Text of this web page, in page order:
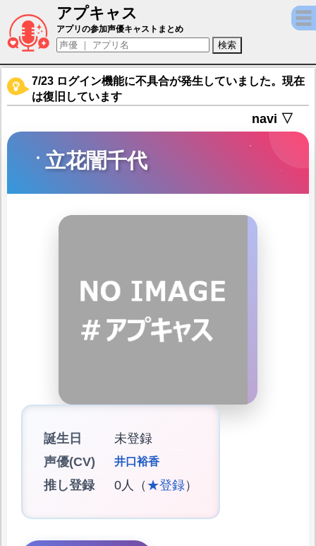
アプキャス
立花誾千代（声優：井口裕香)【戦国少女～
アプリの参加声優キャストまとめ
7/23 ログイン機能に不具合が発生していました。現在
は復旧しています
navi ▽
立花誾千代
誕生日
未登録
声優(CV)
井口裕香
推し登録 0人（ ★登録）